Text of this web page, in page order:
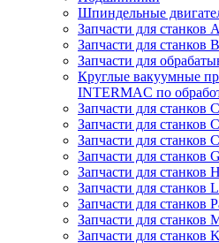
Шпиндельные
Запчасти для станков
Запчасти для станков
Запчасти для
Круглые вакуумные
INTERMAC по
Запчасти для станков
Запчасти для станков
Запчасти для станков
Запчасти для станков
Запчасти для станков
Запчасти для станков
Запчасти для станков
Запчасти для станков
Запчасти для станков